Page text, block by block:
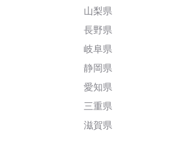
山梨県
長野県
岐阜県
静岡県
愛知県
三重県
滋賀県